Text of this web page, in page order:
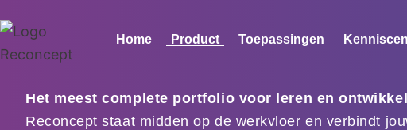
naar
de
Home Product Toepassingen
Het meest complete portfolio voor leren en
Reconcept staat midden op de werkvloer en verbindt